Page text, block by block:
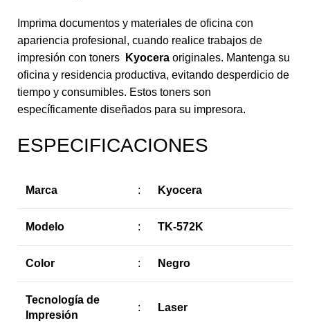
Imprima documentos y materiales de oficina con
apariencia profesional, cuando realice trabajos de
impresión con toners
Kyocera originales. Mantenga su
oficina y residencia productiva, evitando desperdicio de
tiempo y consumibles. Estos toners son
específicamente diseñados para su impresora.
ESPECIFICACIONES
Marca : Kyocera
Modelo : TK-572K
Color : Negro
Tecnología de
Impresión
: Laser